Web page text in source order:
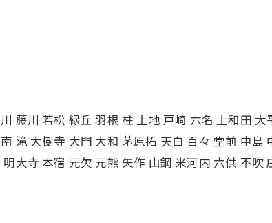
藤川 若松 緑丘 羽根 柱 上地 戸崎 六名 上和田
滝 大樹寺 大門 大和 茅原拓 天白 百々 堂前 中
大寺 本宿 元欠 元熊 矢作 山鋼 米河内 六供 不